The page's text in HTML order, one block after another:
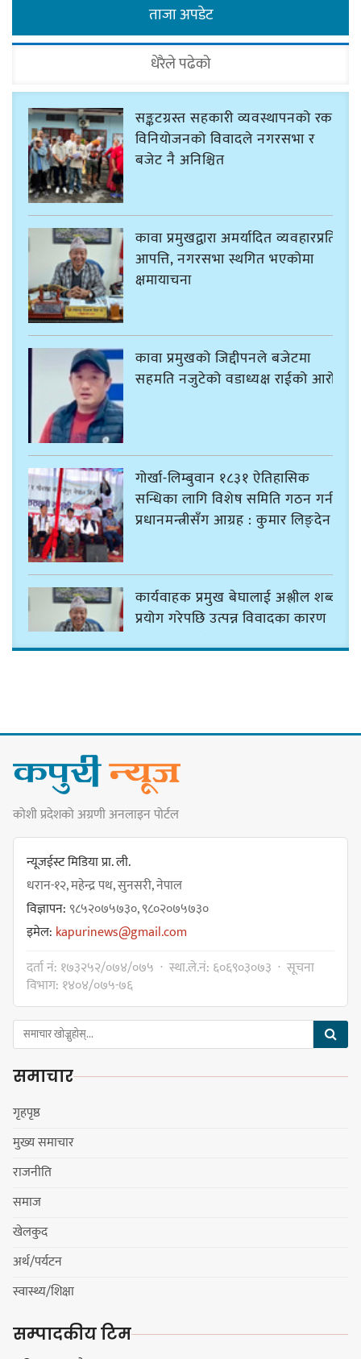
ताजा अपडेट
धेरैले पढेको
सङ्कटग्रस्त सहकारी व्यवस्थापनको रकम
विनियोजनको विवादले नगरसभा र
बजेट नै अनिश्चित
कावा प्रमुखद्वारा अमर्यादित व्यवहारप्रति
आपत्ति, नगरसभा स्थगित भएकोमा
क्षमायाचना
कावा प्रमुखको जिद्दीपनले बजेटमा
सहमति नजुटेको वडाध्यक्ष राईको आरोप
गोर्खा-लिम्बुवान १८३१ ऐतिहासिक
सन्धिका लागि विशेष समिति गठन गर्न
प्रधानमन्त्रीसँग आग्रह : कुमार लिङ्देन
कार्यवाहक प्रमुख बेघालाई अश्लील शब्द
प्रयोग गरेपछि उत्पन्न विवादका कारण
फेरबदल गर्न दलहरूलाई अस्थिरताको
खेल सजिलो : पूर्व प्रदेश प्रमुख तुम्बाहाङ
सङ्खुवासभामा सिलिचोङ स्वास्थ्य
धरान उपमहानगरपालिकाको नगरसभा
शोक बिदाको कारण स्थगित
कोशी प्रदेशको अग्रणी अनलाइन पोर्टल
न्यूजईस्ट मिडिया प्रा. ली.
धरान-१२, महेन्द्र पथ, सुनसरी, नेपाल
विज्ञापन:९८५२०७५७३०, ९८०२०७५७३०
इमेल: kapurinews@gmail.com
दर्ता नं: १७३२५२/०७४/०७५ · स्था.ले.नं: ६०६९०३०७३ · सूचना
विभाग: १४०४/०७५-७६
समाचार
गृहपृष्ठ
मुख्य समाचार
राजनीति
समाज
खेलकुद
अर्थ/पर्यटन
स्वास्थ्य/शिक्षा
सम्पादकीय टिम